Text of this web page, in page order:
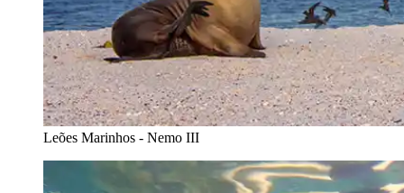
Leões Marinhos - Nemo III